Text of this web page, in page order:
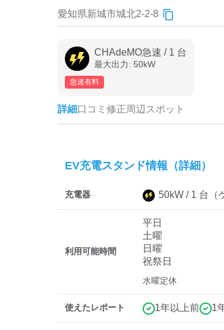
愛知県新城市城北2-2-8
CHAdeMO急速 / 1 台
最大出力: 50kW
急速有料
詳細口コミ 修正周辺スポット
EV充電スタンド情報（詳細）
充電器 50kW / 1 台 （
利用可能時間
平日
土曜
日曜
祝祭日
水曜定休
使えたレポート 1年以上前 1